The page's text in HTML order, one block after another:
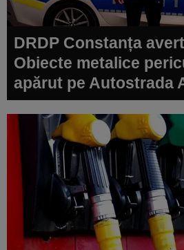
DRDP Constanța
Obiecte metalice
apărut pe Autostrada